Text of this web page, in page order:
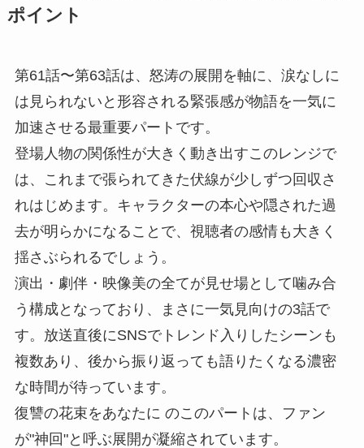
ポイント
第61話〜第63話は、怒涛の展開を軸に、涙なしに
は見られないと形容される緊張感が物語を一気に
加速させる最重要パートです。
登場人物の関係性が大きく動き出すこのレンジで
は、これまで張られてきた伏線が少しずつ回収さ
れはじめます。キャラクターの本心や隠された過
去が明らかになることで、視聴者の感情も大きく
揺さぶられるでしょう。
演出・劇伴・映像美の全てが見せ場として噛み合
う構成となっており、まさに一気見向けの3話で
す。放送直後にSNSでトレンド入りしたシーンも
複数あり、後から振り返っても語りたくなる濃密
な時間が待っています。
復讐の花束をあなたに のこのパートは、ファン
が"神回"と呼ぶ展開が凝縮されています。